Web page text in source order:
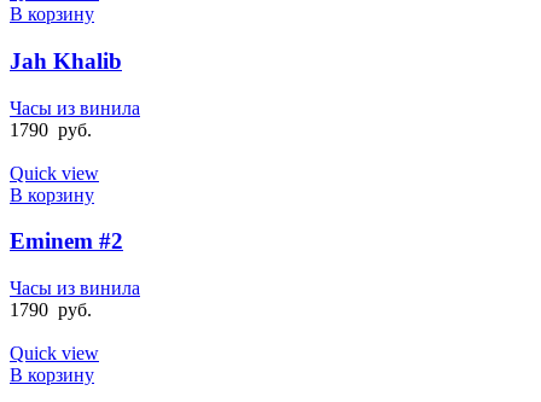
В корзину
Jah Khalib
Часы из винила
1790 руб.
Quick view
В корзину
Eminem #2
Часы из винила
1790 руб.
Quick view
В корзину